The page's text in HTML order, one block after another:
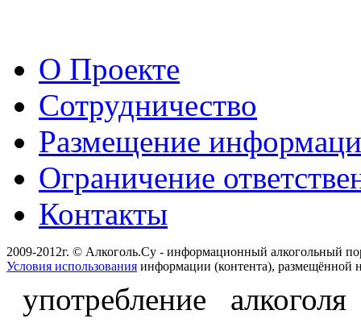
О Проекте
Сотрудничество
Размещение
Ограничение
Контакты
2009-2012г. © Алкоголь.Су - информационный алкогольный
Условия использования информации (контента), размещённой
употребление